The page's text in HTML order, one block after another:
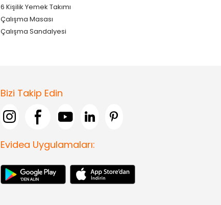
6 Kişilik Yemek Takımı
Çalışma Masası
Çalışma Sandalyesi
Bizi Takip Edin
Evidea Uygulamaları: